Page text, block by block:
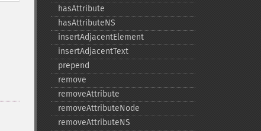
hasAttribute
hasAttributeNS
insertAdjacentElement
insertAdjacentText
prepend
remove
removeAttribute
removeAttributeNode
removeAttributeNS